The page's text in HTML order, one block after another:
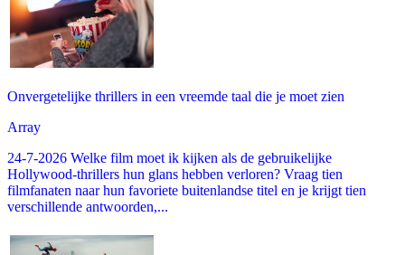
Onvergetelijke thrillers in een vreemde taal die je moet zien
Array
24-7-2026 Welke film moet ik kijken als de gebruikelijke
Hollywood-thrillers hun glans hebben verloren? Vraag tien
filmfanaten naar hun favoriete buitenlandse titel en je krijgt tien
verschillende antwoorden,...